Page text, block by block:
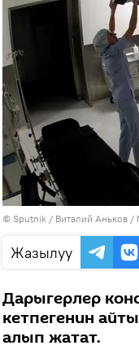
© Sputnik / Виталий Аньков /
Жазылуу
Дарыгерлер
кетпегенин
алып жатат.